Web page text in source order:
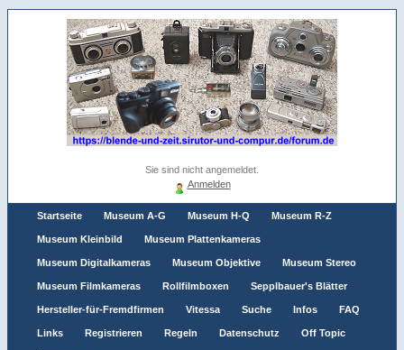
Sie sind nicht angemeldet.
Anmelden
Startseite Museum A-G Museum H-Q Museum R-Z
Museum Kleinbild Museum Plattenkameras
Museum Digitalkameras Museum Objektive Museum Stereo
Museum Filmkameras Rollfilmboxen Sepplbauer's Blätter
Hersteller-für-Fremdfirmen Vitessa Suche Infos FAQ
Links Registrieren Regeln Datenschutz Off Topic